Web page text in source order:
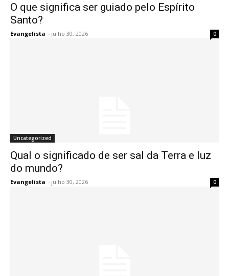
O que significa ser guiado pelo Espírito
Santo?
Evangelista - julho 30, 2026 0
Uncategorized
Qual o significado de ser sal da Terra e luz
do mundo?
Evangelista - julho 30, 2026 0